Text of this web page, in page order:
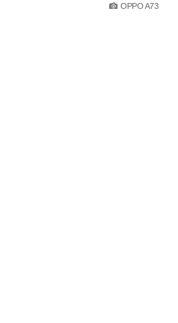
OPPO A73